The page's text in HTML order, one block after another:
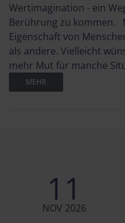
Wertimagination - ein
Berührung zu kommen.
Eigenschaft von
als andere. Vielleicht
mehr Mut für manche
MEHR
11
NOV 2026